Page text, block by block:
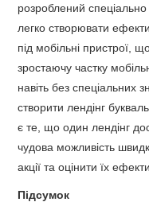
розроблений спеціально
легко створювати
під мобільні пристрої,
зростаючу частку
навіть без спеціальних
створити лендінг
є те, що один лендінг
чудова можливість
акції та оцінити їх
Підсумок